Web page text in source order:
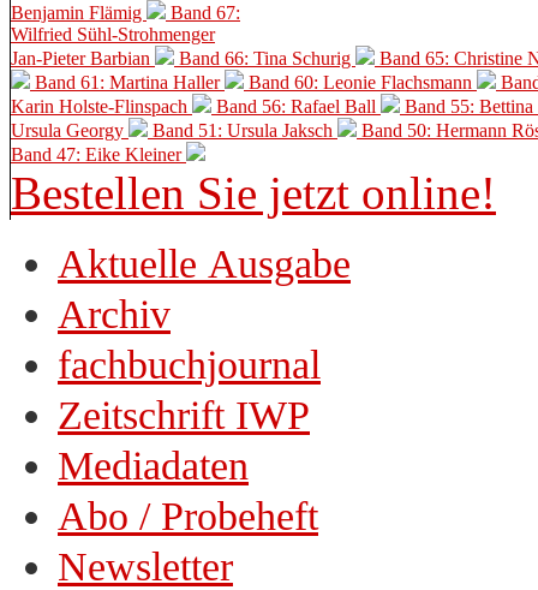
Benjamin Flämig
Band 67:
Wilfried Sühl-Strohmenger
Jan-Pieter Barbian
Band 66: Tina Schurig
Band 65: Christine
Band 61: Martina Haller
Band 60: Leonie Flachsmann
Karin Holste-Flinspach
Band 56: Rafael Ball
Band 55:
Ursula Georgy
Band 51: Ursula Jaksch Band 50: Hermann
Band 47: Eike Kleiner
Bestellen Sie jetzt online!
Aktuelle Ausgabe
Archiv
fachbuchjournal
Zeitschrift IWP
Mediadaten
Abo / Probeheft
Newsletter